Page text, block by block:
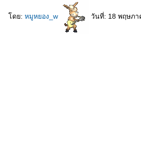
ดย: หมูหยอง_w วันที่: 18 พฤษภา